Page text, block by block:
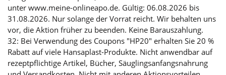
unter www.meine-onlineapo.de. Gültig: 06.08.2026 bis
31.08.2026. Nur solange der Vorrat reicht. Wir behalten uns
vor, die Aktion früher zu beenden. Keine Barauszahlung.
32: Bei Verwendung des Coupons "HP20" erhalten Sie 20 %
Rabatt auf viele Hansaplast-Produkte. Nicht anwendbar auf
rezeptpflichtige Artikel, Bücher, Säuglingsanfangsnahrung